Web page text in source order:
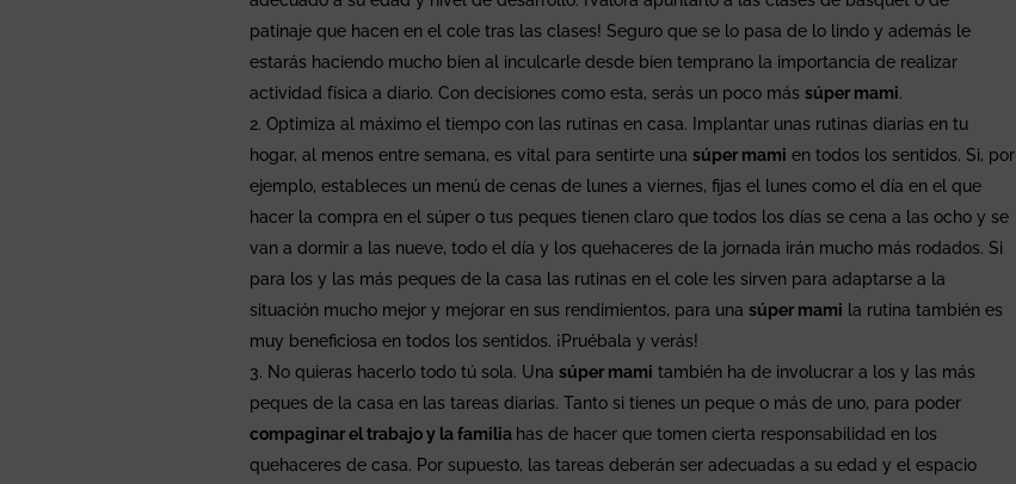
patinaje que hacen en el cole tras las clases! Seguro que se lo pasa de lo lindo y además le
estarás haciendo mucho bien al inculcarle desde bien temprano la importancia de realizar
actividad física a diario. Con decisiones como esta, serás un poco mássúper mami.
Optimiza al máximo el tiempo con las rutinas en casa. Implantar unas rutinas diarias en tu
hogar, al menos entre semana, es vital para sentirte unasúper mami en todos los sentidos. Si, por
ejemplo, estableces un menú de cenas de lunes a viernes, fijas el lunes como el día en el que
hacer la compra en el súper o tus peques tienen claro que todos los días se cena a las ocho y se
van a dormir a las nueve, todo el día y los quehaceres de la jornada irán mucho más rodados. Si
para los y las más peques de la casa las rutinas en el cole les sirven para adaptarse a la
situación mucho mejor y mejorar en sus rendimientos, para unasúper mami la rutina también es
muy beneficiosa en todos los sentidos. ¡Pruébala y verás!
No quieras hacerlo todo tú sola. Unasúper mami también ha de involucrar a los y las más
peques de la casa en las tareas diarias. Tanto si tienes un peque o más de uno, para poder
compaginar el trabajo y la familia has de hacer que tomen cierta responsabilidad en los
quehaceres de casa. Por supuesto, las tareas deberán ser adecuadas a su edad y el espacio